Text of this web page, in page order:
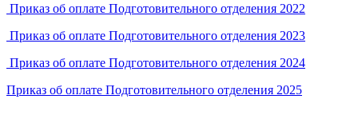
Приказ об оплате Подготовительного отделения 2022
Приказ об оплате Подготовительного отделения 2023
Приказ об оплате Подготовительного отделения 2024
Приказ об оплате Подготовительного отделения 2025